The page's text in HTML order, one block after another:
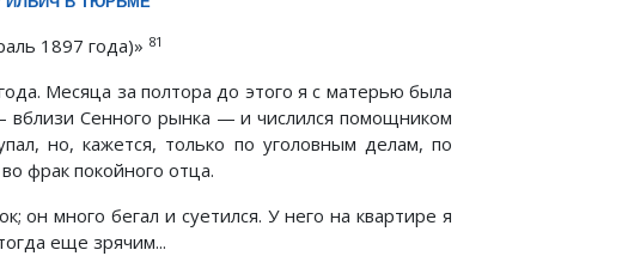
1897 года)» 81
Месяца за полтора до этого я с матерью была
Сенного рынка — и числился помощником
но, кажется, только по уголовным делам, по
фрак покойного отца.
он много бегал и суетился. У него на квартире я
еще зрячим...